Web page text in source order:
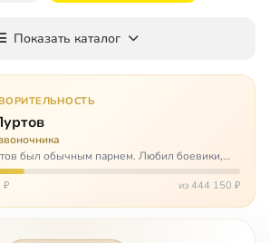
Показать каталог
был обычным парнем. Любил боевики,
был не дурак поиграть в комп,
и обожал дочь. А потом, будучи
₽ из 444 150 ₽